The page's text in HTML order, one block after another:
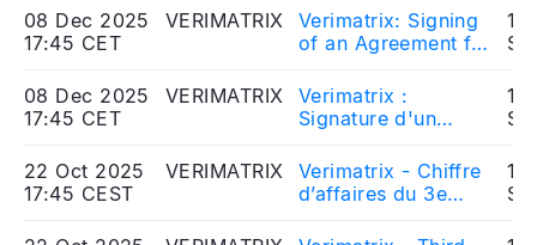
des applications
mobiles) à
Guardsquare
08 Dec 2025
17:45 CET
VERIMATRIX
Verimatrix: Signing
of an Agreement for
Assets (Code and
Application
Protection) to
08 Dec 2025
17:45 CET
VERIMATRIX
Verimatrix :
Signature d'un
cession des actifs
Extended Threat
22 Oct 2025
17:45 CEST
VERIMATRIX
Verimatrix - Chiffre
d’affaires du 3e
M$